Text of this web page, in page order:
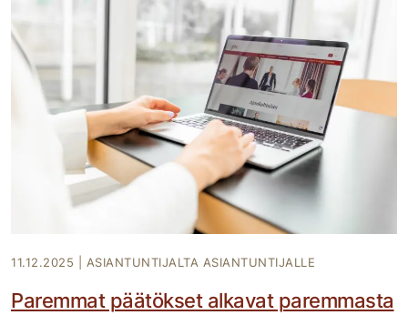
11.12.2025 ASIANTUNTIJALTA ASIANTUNTIJALLE
Paremmat päätökset alkavat paremmasta